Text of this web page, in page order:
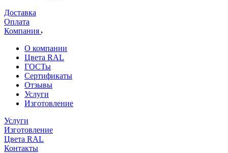
Доставка
Оплата
Компания
О компании
Цвета RAL
ГОСТы
Сертификаты
Отзывы
Услуги
Изготовление
Услуги
Изготовление
Цвета RAL
Контакты